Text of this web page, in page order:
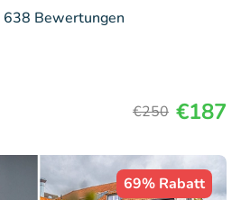
638 Bewertungen
€250 €187
69% Rabatt